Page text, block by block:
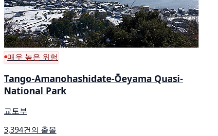
매우 높은 위험
Tango-Amanohashidate-Ōeyama Quasi-
National Park
교토부
3,394건의 출몰